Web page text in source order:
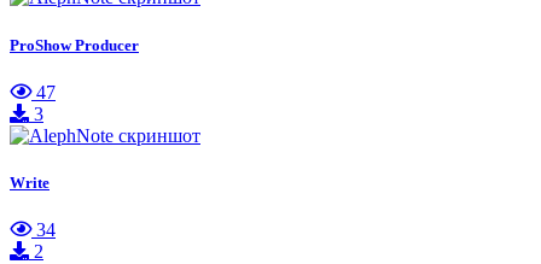
ProShow Producer
47
3
Write
34
2